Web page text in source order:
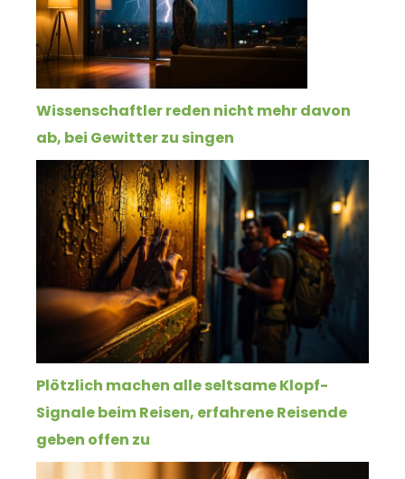
Wissenschaftler reden nicht mehr davon
ab, bei Gewitter zu singen
Plötzlich machen alle seltsame Klopf-
Signale beim Reisen, erfahrene Reisende
geben offen zu